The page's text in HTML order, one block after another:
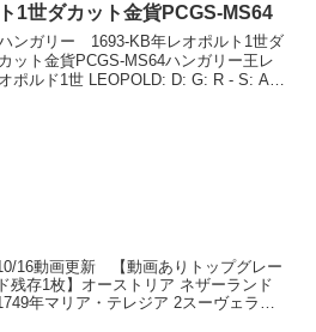
ト1世ダカット金貨PCGS-MS64
ンガリー 1693-KB年レオポルト1世ダ
カット金貨PCGS-MS64ハンガリー王レ
オポルド1世 LEOPOLD: D: G: R - S: A:
16動画更新 【動画ありトップグレー
ド残存1枚】オーストリア ネザーランド
年マリア・テレジア 2スーヴェラ